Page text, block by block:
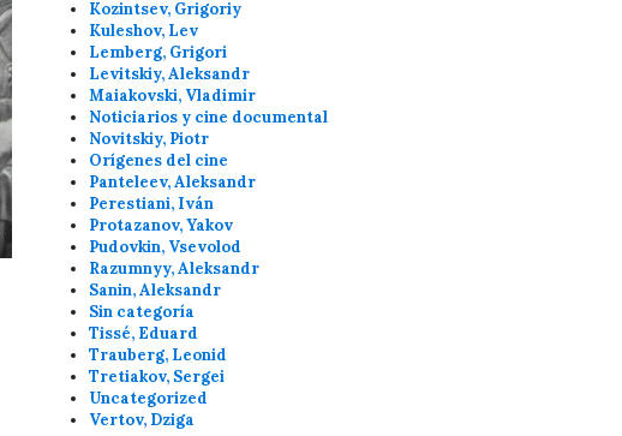
Kozintsev, Grigoriy
Kuleshov, Lev
Lemberg, Grigori
Levitskiy, Aleksandr
Maiakovski, Vladimir
Noticiarios y cine documental
Novitskiy, Piotr
Orígenes del cine
Panteleev, Aleksandr
Perestiani, Iván
Protazanov, Yakov
Pudovkin, Vsevolod
Razumnyy, Aleksandr
Sanin, Aleksandr
Sin categoría
Tissé, Eduard
Trauberg, Leonid
Tretiakov, Sergei
Uncategorized
Vertov, Dziga